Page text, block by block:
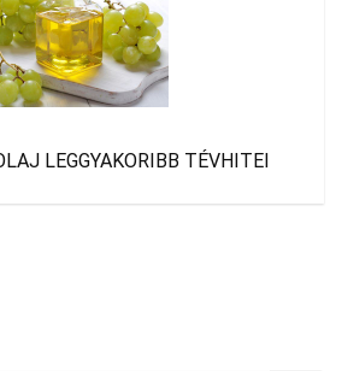
LEGGYAKORIBB TÉVHITEI